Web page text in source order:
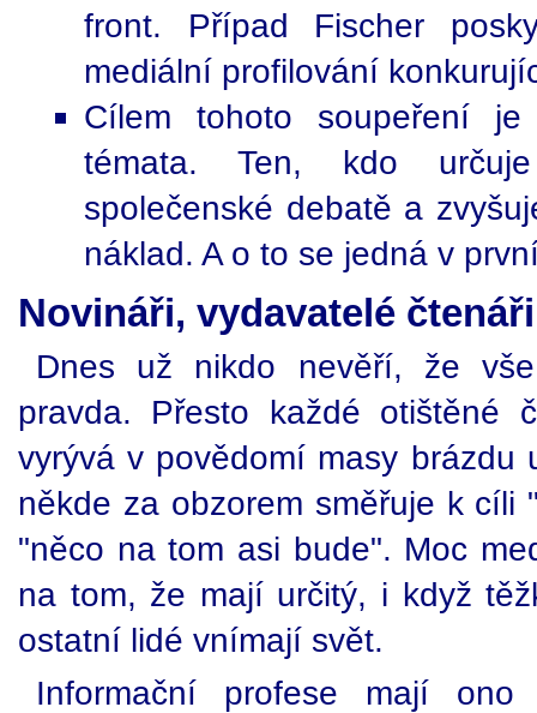
front. Případ Fischer
mediální profilování
Cílem tohoto soupeření
témata. Ten, kdo
společenské debatě a
náklad. A o to se jedná v
Novináři, vydavatelé čtenáři
Dnes už nikdo nevěří, že
pravda. Přesto každé otištěné
vyrývá v povědomí masy brázdu
někde za obzorem směřuje k cíli
"něco na tom asi bude". Moc
na tom, že mají určitý, i když
ostatní lidé vnímají svět.
Informační profese mají ono